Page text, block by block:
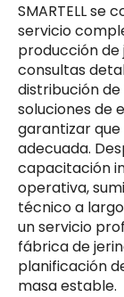
SMARTELL
servicio
producción de
consultas
distribución
soluciones de
garantizar
adecuada.
capacitación
operativa,
técnico a
un servicio
fábrica de
planificación
masa estable.